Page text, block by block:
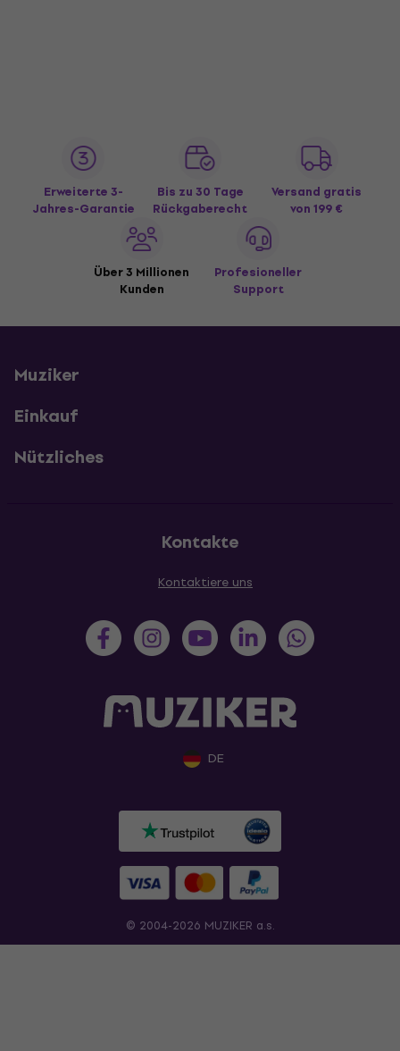
Erweiterte 3-
Jahres-Garantie
Bis zu 30 Tage
Rückgaberecht
Versand gratis
von 199 €
Über 3 Millionen
Kunden
Profesioneller
Support
Muziker
Einkauf
Nützliches
Kontakte
Kontaktiere uns
DE
© 2004-2026 MUZIKER a.s.